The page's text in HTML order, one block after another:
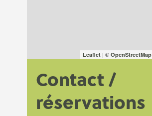
Leaflet | © OpenStreetMap
Contact /
réservations